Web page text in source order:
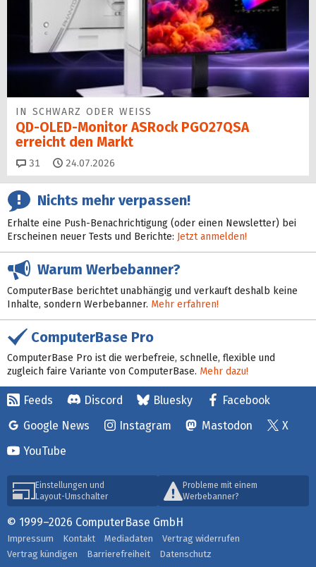
IN SCHWARZ ODER WEISS
QD-OLED-Monitor ASRock PGO27QSA
erreicht den Markt
31 Kommentare
24.07.2026
Nichts mehr verpassen!
Erhalte eine Push-Benachrichtigung (oder einen Newsletter) bei
Erscheinen neuer Tests und Berichte: Jetzt anmelden!
Warum Werbebanner?
ComputerBase berichtet unabhängig und verkauft deshalb keine
Inhalte, sondern Werbebanner. Mehr erfahren!
ComputerBase Pro
ComputerBase Pro ist die werbefreie, schnelle, flexible und
zugleich faire Variante von ComputerBase. Mehr dazu!
Feeds Discord Bluesky
Facebook
Google News
Instagram Mastodon
X
YouTube
Einstellungen und
Layout-Umschalter
Probleme mit einem
Werbebanner?
© 1999–2026 ComputerBase GmbH
Impressum Kontakt Mediadaten
Vertrag widerrufen
Vertrag kündigen
Barrierefreiheit Datenschutz